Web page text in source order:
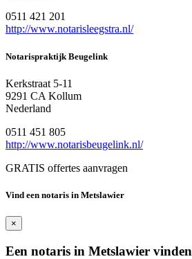
0511 421 201
http://www.notarisleegstra.nl/
Notarispraktijk Beugelink
Kerkstraat 5-11
9291 CA Kollum
Nederland
0511 451 805
http://www.notarisbeugelink.nl/
GRATIS offertes aanvragen
Vind een notaris in Metslawier
×
Een notaris in Metslawier vinden